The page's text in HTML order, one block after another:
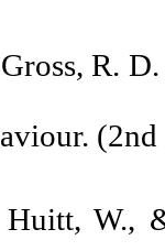
R.
Huitt, W.,